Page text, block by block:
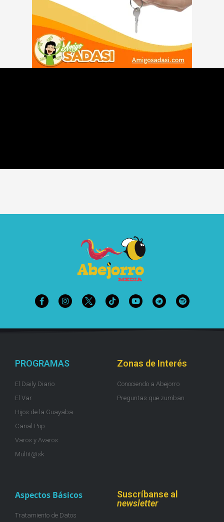
PROGRAMAS
El Daily Diario
El Var
Hijos de la Guayaba
Canal Pop
Varos y Avaros
Multit@sk
Zonas de Interés
Conociendo a Abejorro
Preguntas que zumban
Aspectos Básicos
Tratamiento de Datos
Suscríbanse al
newsletter